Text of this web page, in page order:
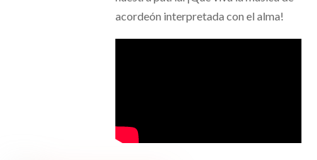
acordeón interpretada con el alma!